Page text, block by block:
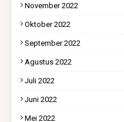
November 2022
Oktober 2022
September 2022
Agustus 2022
Juli 2022
Juni 2022
Mei 2022